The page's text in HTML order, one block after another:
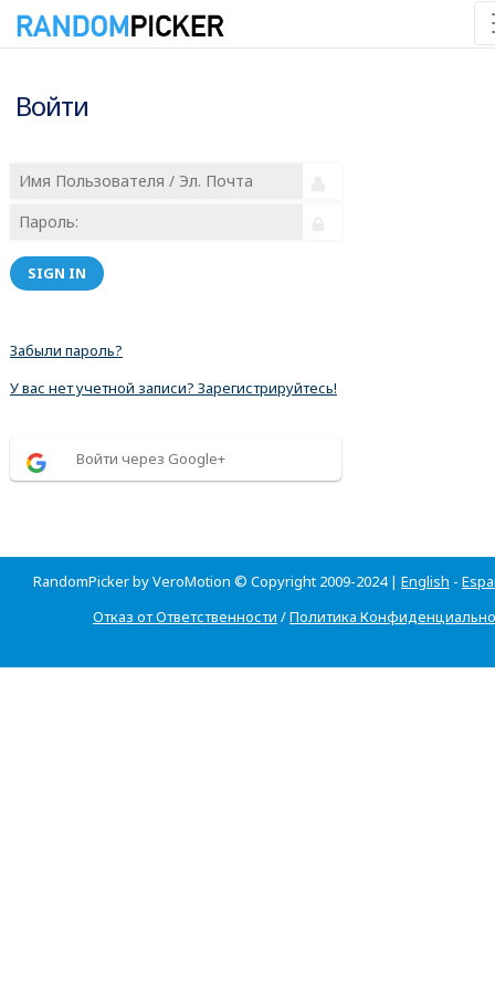
Войти
SIGN IN
Забыли пароль?
У вас нет учетной записи? Зарегистрируйтесь!
Войти через Google+
RandomPicker by VeroMotion © Copyright 2009-2024 | English -
Отказ от Ответственности /Политика